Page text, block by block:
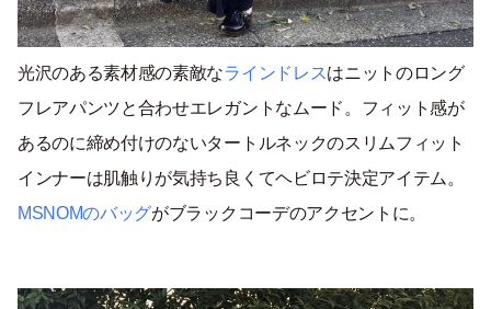
光沢のある素材感の素敵なラインドレスはニットのロング
フレアパンツと合わせエレガントなムード。フィット感が
あるのに締め付けのないタートルネックのスリムフィット
インナーは肌触りが気持ち良くてヘビロテ決定アイテム。
MSNOMのバッグがブラックコーデのアクセントに。